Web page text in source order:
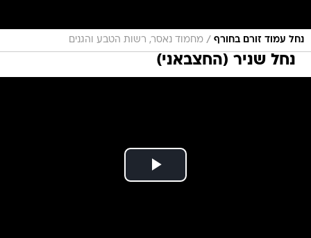
נחל עמוד זורם בחורף / מחמוד נאסר, רשות הטבע והגנים
נחל שניר (החצבאני)